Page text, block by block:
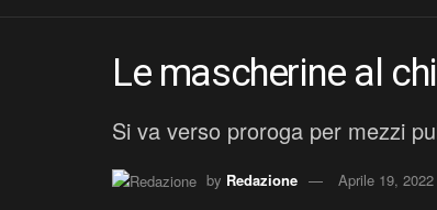
Le mascherine al
Si va verso proroga per mezzi
by Redazione Aprile 19, 2022